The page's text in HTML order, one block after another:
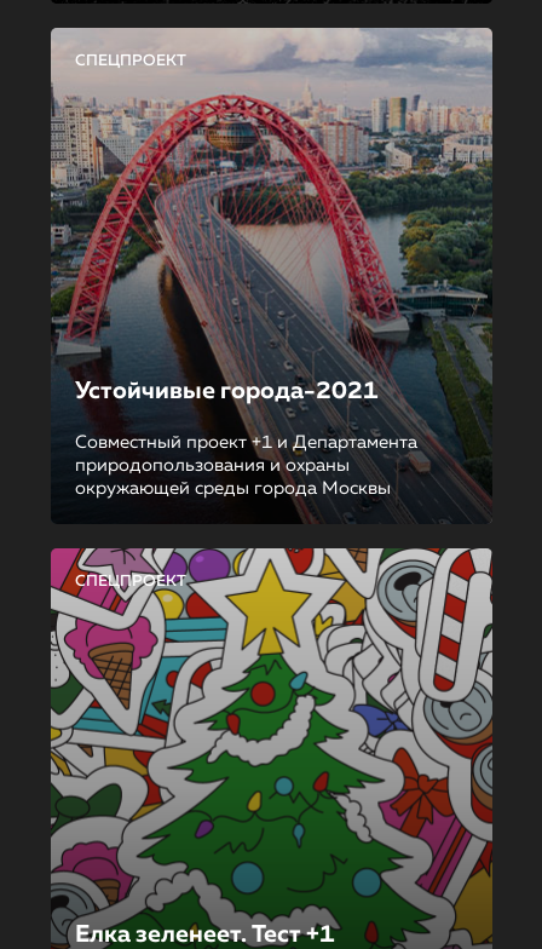
СПЕЦПРОЕКТ
Устойчивые города-2021
Совместный проект +1 и Департамента
природопользования и охраны
окружающей среды города Москвы
СПЕЦПРОЕКТ
Елка зеленеет. Тест +1